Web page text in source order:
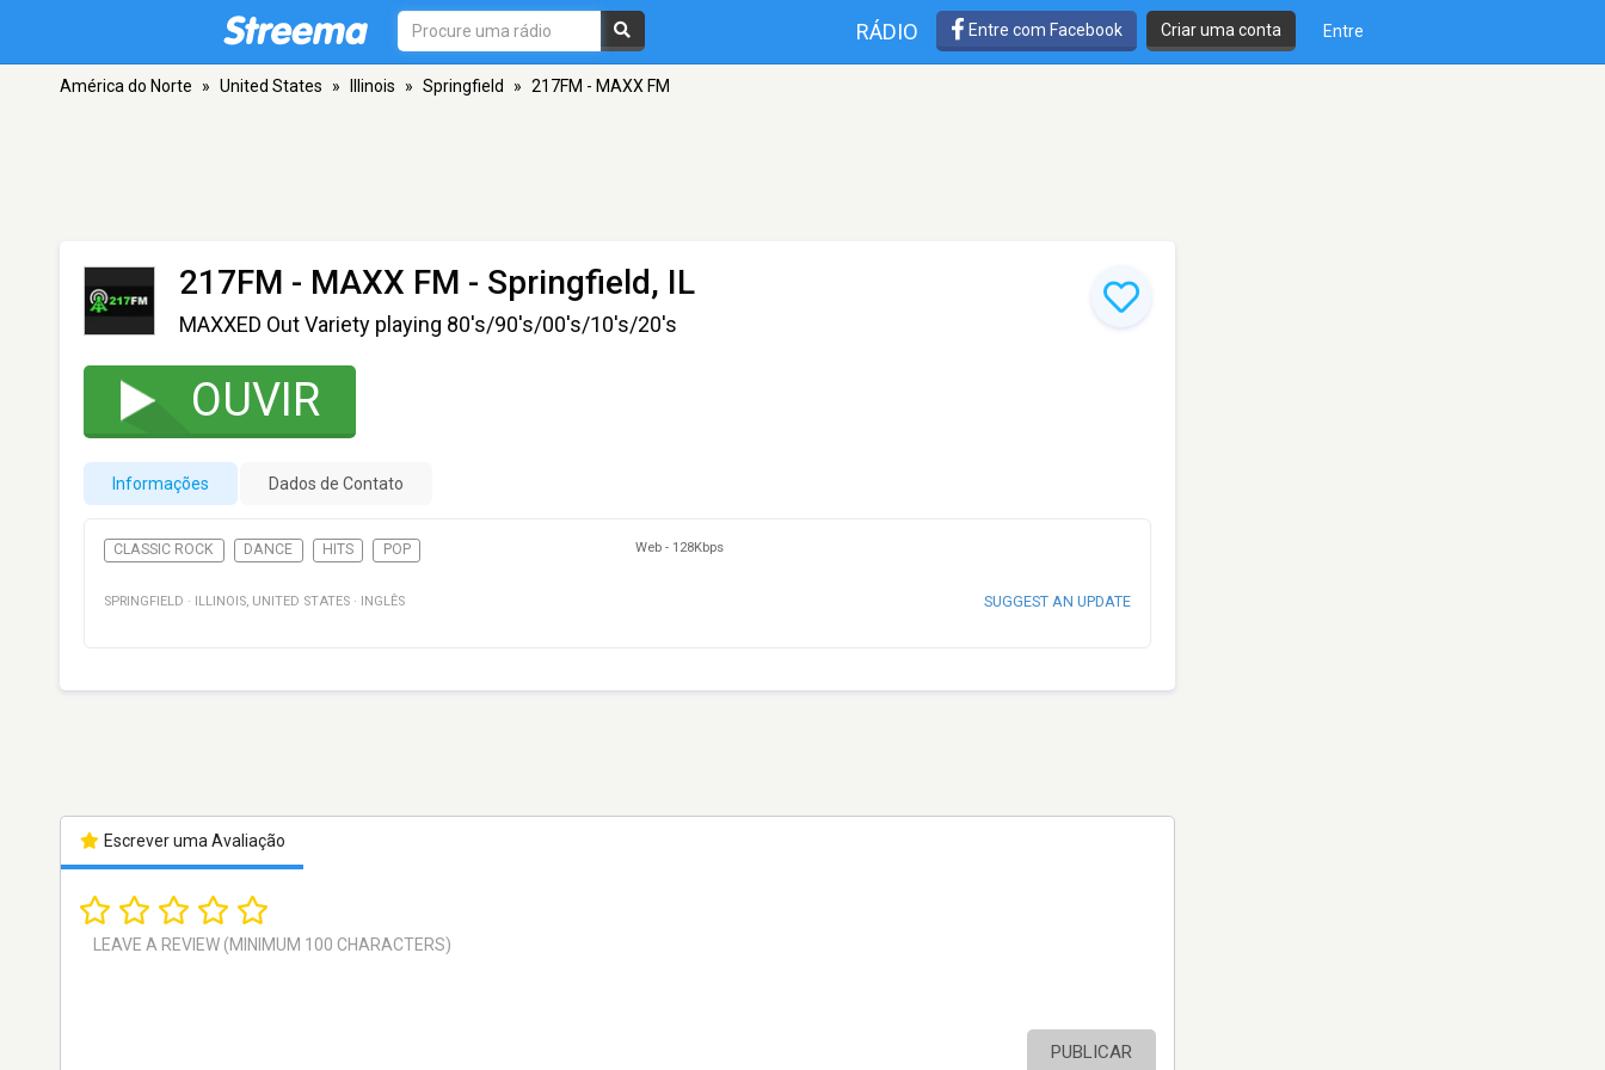
RÁDIO Entre com Facebook Criar uma conta Entre
América do Norte » United States » Illinois » Springfield » 217FM - MAXX FM
217FM - MAXX FM - Springfield, IL
MAXXED Out Variety playing 80's/90's/00's/10's/20's
OUVIR
Informações Dados de Contato
CLASSIC ROCK DANCE HITS POP Web - 128Kbps
SPRINGFIELD · ILLINOIS, UNITED STATES · INGLÊS SUGGEST AN UPDATE
Escrever uma Avaliação
PUBLICAR